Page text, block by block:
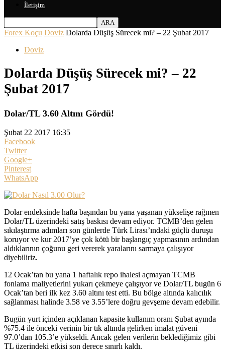
İletişim
Forex Koçu Doviz Dolarda Düşüş Sürecek mi? – 22 Şubat 2017
Doviz
Dolarda Düşüş Sürecek mi? – 22
Şubat 2017
Dolar/TL 3.60 Altını Gördü!
Şubat 22 2017 16:35
Facebook
Twitter
Google+
Pinterest
WhatsApp
Dolar endeksinde hafta başından bu yana yaşanan yükselişe rağmen
Dolar/TL üzerindeki satış baskısı devam ediyor. TCMB’den gelen
sıkılaştırma adımları son günlerde Türk Lirası’ındaki güçlü duruşu
koruyor ve kur 2017’ye çok kötü bir başlangıç yapmasının ardından
aldıklarının çoğunu geri vererek yaralarını sarmaya çalışıyor
diyebiliriz.
12 Ocak’tan bu yana 1 haftalık repo ihalesi açmayan TCMB
fonlama maliyetlerini yukarı çekmeye çalışıyor ve Dolar/TL bugün 6
Ocak’tan beri ilk kez 3.60 altını test etti. Bu bölge altında kalıcılık
sağlanması halinde 3.58 ve 3.55’lere doğru gevşeme devam edebilir.
Bugün yurt içinden açıklanan kapasite kullanım oranı Şubat ayında
%75.4 ile önceki verinin bir tık altında gelirken imalat güveni
97.0’dan 105.3’e yükseldi. Ancak gelen verilerin beklediğimiz gibi
TL üzerindeki etkisi son derece sınırlı kaldı.